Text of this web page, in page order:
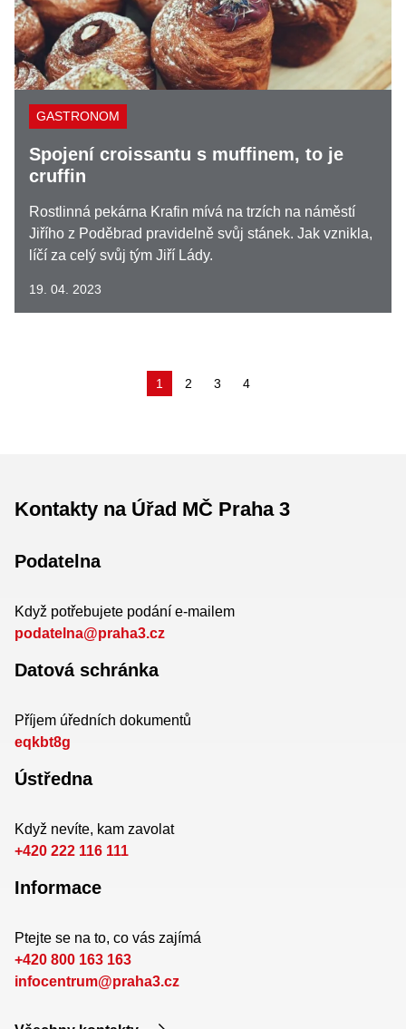
GASTRONOM
Spojení croissantu s muffinem, to je
cruffin
Rostlinná pekárna Krafin mívá na trzích na náměstí
Jiřího z Poděbrad pravidelně svůj stánek. Jak vznikla,
líčí za celý svůj tým Jiří Lády.
19. 04. 2023
1
(aktuální) 2 3 4
Kontakty na Úřad MČ Praha 3
Podatelna
Když potřebujete podání e-mailem
podatelna@praha3.cz
Datová schránka
Příjem úředních dokumentů
eqkbt8g
Ústředna
Když nevíte, kam zavolat
+420 222 116 111
Informace
Ptejte se na to, co vás zajímá
+420 800 163 163
infocentrum@praha3.cz